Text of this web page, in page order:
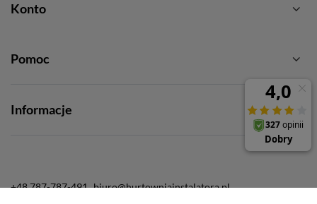
Konto
Pomoc
Informacje
+48 787-787-491 biuro@hurtowniainstalatora.pl